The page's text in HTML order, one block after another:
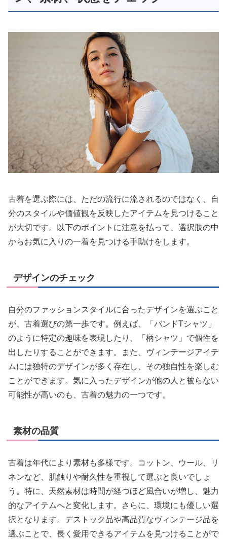
古着を選ぶ際には、ただの流行に流されるのではなく、自
分のスタイルや価値観を反映したアイテムを見つけること
が大切です。以下のポイントに注意を払って、選択肢の中
からお気に入りの一着を見つける手助けをします。
デザインのチェック
自分のファッションスタイルに合ったデザインを選ぶこと
が、古着選びの第一歩です。例えば、「バンドTシャツ」
のように特定の趣味を表現したり、「柄シャツ」で個性を
出したりすることができます。また、ヴィンテージアイテ
ムには独特のデザインが多く存在し、その独自性を楽しむ
ことができます。気に入ったデザインが他の人と被らない
可能性が高いのも、古着の魅力の一つです。
素材の品質
古着は年代により素材も多様です。コットン、ウール、リ
ネンなど、肌触りや耐久性を重視して選ぶと良いでしょ
う。特に、天然素材は時間が経つほど風合いが増し、魅力
的なアイテムへと変化します。さらに、環境にも優しい選
択となります。デストック品や高品質なヴィンテージ品を
選ぶことで、長く愛用できるアイテムを見つけることがで